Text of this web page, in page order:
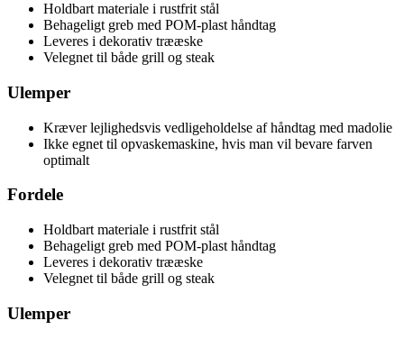
Holdbart materiale i rustfrit stål
Behageligt greb med POM-plast håndtag
Leveres i dekorativ trææske
Velegnet til både grill og steak
Ulemper
Kræver lejlighedsvis vedligeholdelse af håndtag med madolie
Ikke egnet til opvaskemaskine, hvis man vil bevare farven
optimalt
Fordele
Holdbart materiale i rustfrit stål
Behageligt greb med POM-plast håndtag
Leveres i dekorativ trææske
Velegnet til både grill og steak
Ulemper